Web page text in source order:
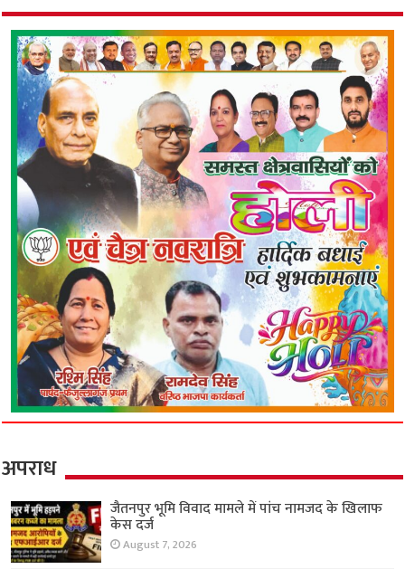
अपराध
जैतनपुर भूमि विवाद मामले में पांच नामजद के खिलाफ
केस दर्ज
August 7, 2026